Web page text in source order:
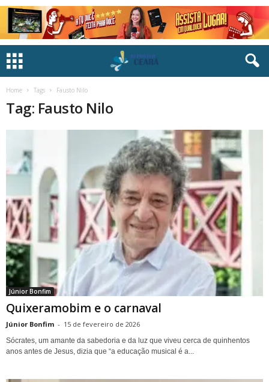
Home Tags Fausto Nilo
Tag: Fausto Nilo
Júnior Bonfim
Quixeramobim e o carnaval
Júnior Bonfim - 15 de fevereiro de 2026
Sócrates, um amante da sabedoria e da luz que viveu cerca de quinhentos
anos antes de Jesus, dizia que “a educação musical é a...